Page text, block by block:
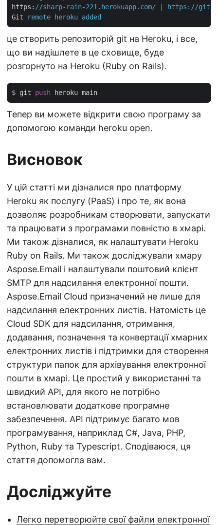
https : //sharp-rain-221.herokuapp.com/ | https://
Git
remote heroku added
це створить репозиторій git на Heroku, і все,
що ви надішлете в це сховище, буде
розгорнуто на Heroku (Ruby on Rails).
$ git push
Тепер ви можете відкрити свою програму за
допомогою команди heroku open.
Висновок
У цій статті ми дізналися про платформу
Heroku як послугу (PaaS) і про те, як вона
дозволяє розробникам створювати, запускати
та працювати з програмами повністю в хмарі.
Ми також дізналися, як налаштувати Heroku
Ruby on Rails. Ми також досліджували хмару
Aspose.Email і налаштували поштовий клієнт
SMTP для надсилання електронної пошти.
Aspose.Email Cloud призначений не лише для
надсилання електронних листів. Натомість це
Cloud SDK для надсилання, отримання,
додавання, позначення та конвертації хмарних
електронних листів і підтримки для створення
структури папок для архівування електронної
пошти в хмарі. Це простий у використанні та
швидкий API, для якого не потрібно
встановлювати додаткове програмне
забезпечення. API підтримує багато мов
програмування, наприклад C#, Java, PHP,
Python, Ruby та Typescript. Сподіваюся, ця
стаття допомогла вам.
Досліджуйте
Легко перетворюйте свої файли електронної